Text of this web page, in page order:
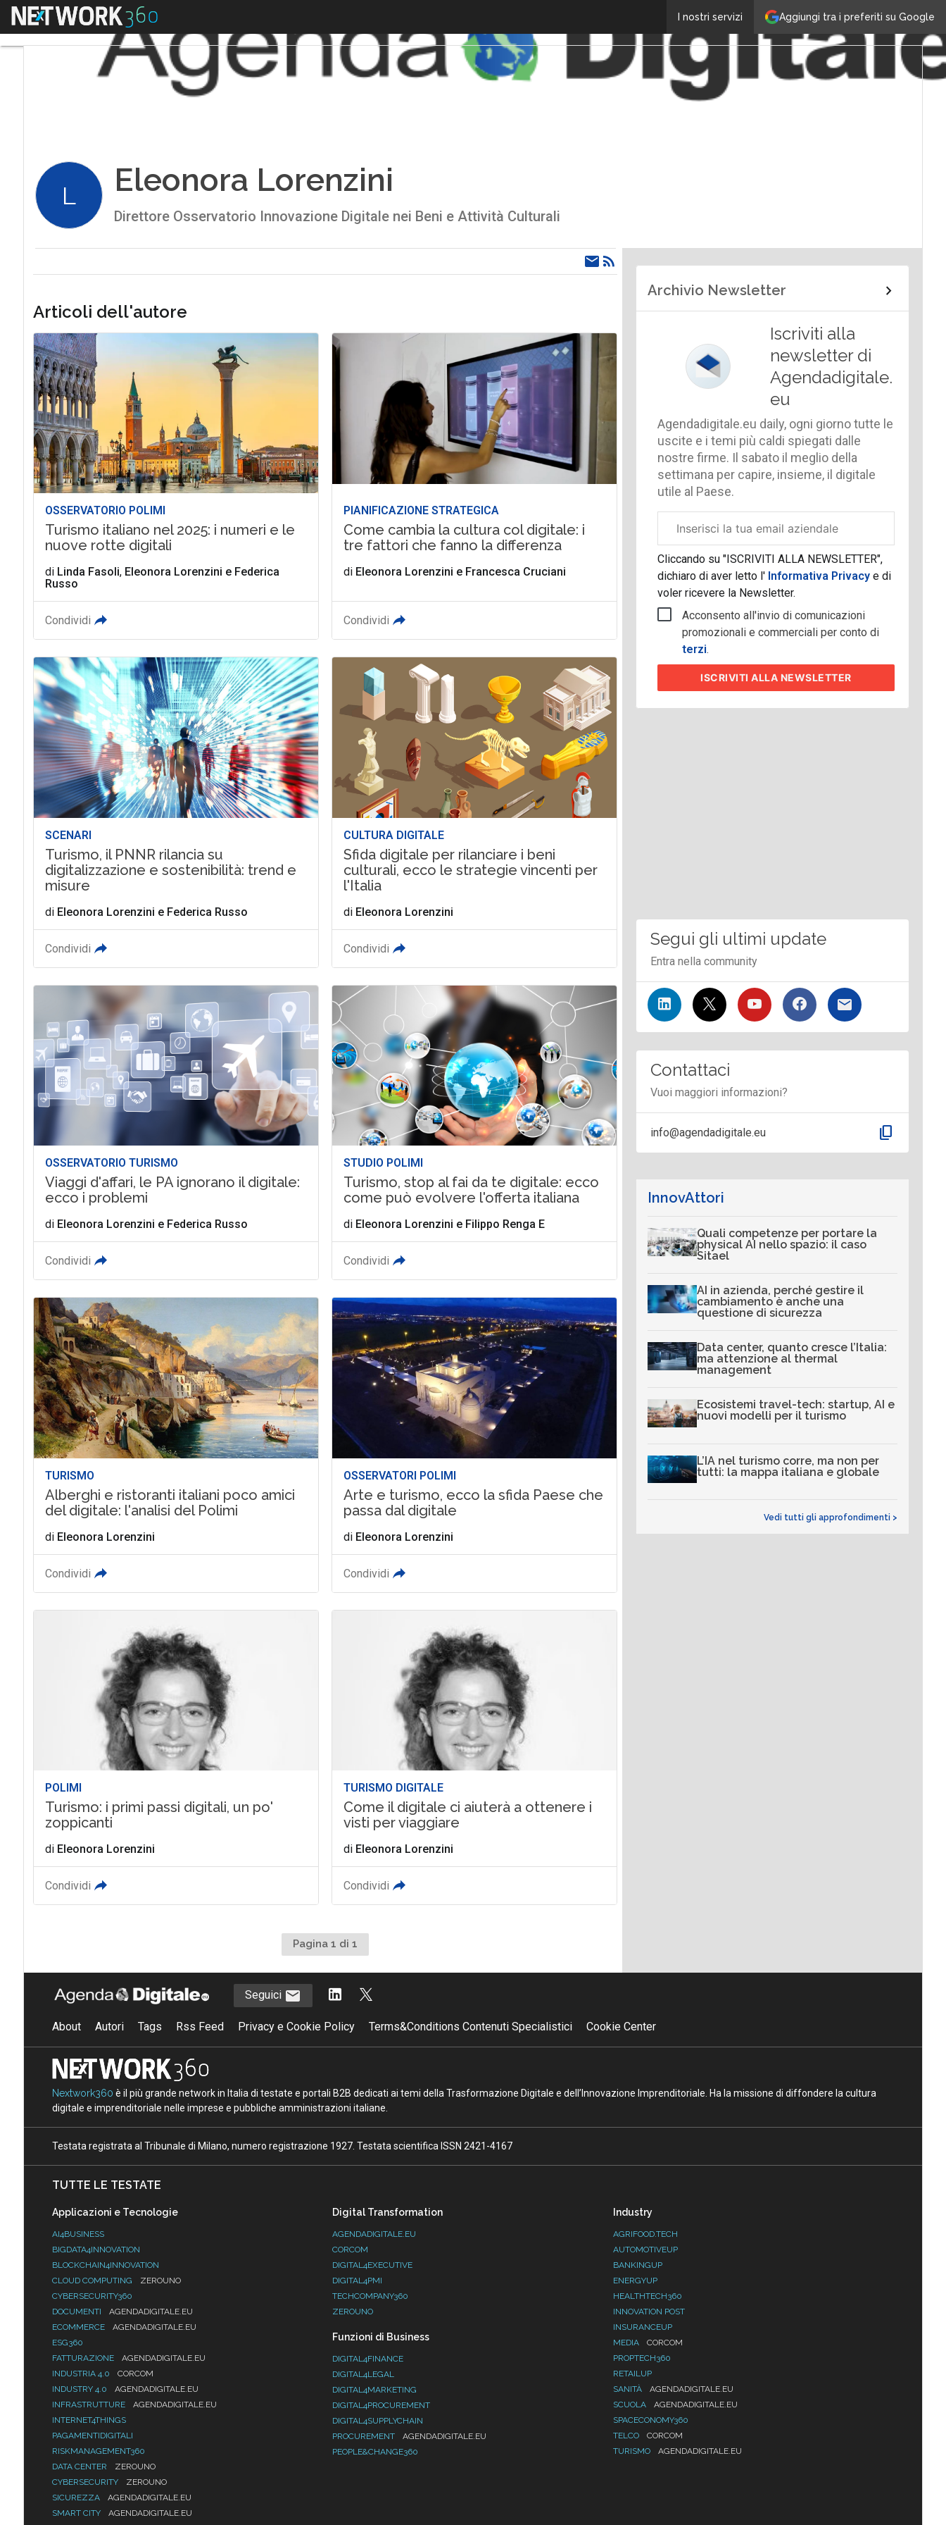
Aggiungi tra i preferiti su Google
I nostri servizi
Menu
L Eleonora Lorenzini
Direttore Osservatorio Innovazione Digitale nei Beni e Attività Culturali
Articoli dell'autore
OSSERVATORIO POLIMI
Turismo italiano nel 2025: i numeri e le
nuove rotte digitali
di Linda Fasoli, Eleonora Lorenzini e Federica
Russo
Condividi
PIANIFICAZIONE STRATEGICA
Come cambia la cultura col digitale: i
tre fattori che fanno la differenza
di Eleonora Lorenzini e Francesca Cruciani
Condividi
SCENARI
Turismo, il PNNR rilancia su
digitalizzazione e sostenibilità: trend e
misure
di Eleonora Lorenzini e Federica Russo
Condividi
CULTURA DIGITALE
Sfida digitale per rilanciare i beni
culturali, ecco le strategie vincenti per
l'Italia
di Eleonora Lorenzini
Condividi
OSSERVATORIO TURISMO
Viaggi d'affari, le PA ignorano il digitale:
ecco i problemi
di Eleonora Lorenzini e Federica Russo
Condividi
STUDIO POLIMI
Turismo, stop al fai da te digitale: ecco
come può evolvere l'offerta italiana
di Eleonora Lorenzini e Filippo Renga E
Condividi
TURISMO
Alberghi e ristoranti italiani poco amici
del digitale: l'analisi del Polimi
di Eleonora Lorenzini
Condividi
OSSERVATORI POLIMI
Arte e turismo, ecco la sfida Paese che
passa dal digitale
di Eleonora Lorenzini
Condividi
POLIMI
Turismo: i primi passi digitali, un po'
zoppicanti
di Eleonora Lorenzini
Condividi
TURISMO DIGITALE
Come il digitale ci aiuterà a ottenere i
visti per viaggiare
di Eleonora Lorenzini
Condividi
Pagina 1 di 1
Archivio Newsletter
Iscriviti alla
newsletter di
Agendadigitale.
eu
Agendadigitale.eu daily, ogni giorno tutte le
uscite e i temi più caldi spiegati dalle
nostre firme. Il sabato il meglio della
settimana per capire, insieme, il digitale
utile al Paese.
aziendale
Cliccando su "ISCRIVITI ALLA NEWSLETTER",
dichiaro di aver letto l' Informativa Privacye di
voler ricevere la Newsletter.
Acconsento all'invio di comunicazioni
promozionali e commerciali per conto di
terzi.
ISCRIVITIALLA NEWSLETTER
Segui gli ultimi update
Entra nella community
Contattaci
Vuoi maggiori informazioni?
info@agendadigitale.eu content_copy
InnovAttori
Quali competenze per portare la
physical AI nello spazio: il caso
Sitael
AI in azienda, perché gestire il
cambiamento è anche una
questione di sicurezza
Data center, quanto cresce l’Italia:
ma attenzione al thermal
management
Ecosistemi travel-tech: startup, AI e
nuovi modelli per il turismo
L’IA nel turismo corre, ma non per
tutti: la mappa italiana e globale
Vedi tutti gli approfondimenti >
Seguici
About Autori Tags Rss Feed Privacy e Cookie Policy Terms&Conditions Contenuti Specialistici Cookie Center
Nextwork360 è il più grande network in Italia di testate e portali B2B dedicati ai temi della Trasformazione Digitale e dell’Innovazione Imprenditoriale. Ha la missione di diffondere la cultura
digitale e imprenditoriale nelle imprese e pubbliche amministrazioni italiane.
Testata registrata al Tribunale di Milano, numero registrazione 1927. Testata scientifica ISSN 2421-4167
TUTTE LE TESTATE
Applicazioni e Tecnologie
AI4BUSINESS
BIGDATA4INNOVATION
BLOCKCHAIN4INNOVATION
CLOUD COMPUTING
ZEROUNO
CYBERSECURITY360
DOCUMENTI
AGENDADIGITALE.EU
ECOMMERCE
AGENDADIGITALE.EU
ESG360
FATTURAZIONE
AGENDADIGITALE.EU
INDUSTRIA 4.0
CORCOM
INDUSTRY 4.0
AGENDADIGITALE.EU
INFRASTRUTTURE
AGENDADIGITALE.EU
INTERNET4THINGS
PAGAMENTIDIGITALI
RISKMANAGEMENT360
DATA CENTER
ZEROUNO
CYBERSECURITY
ZEROUNO
SICUREZZA
AGENDADIGITALE.EU
SMART CITY
AGENDADIGITALE.EU
Digital Transformation
AGENDADIGITALE.EU
CORCOM
DIGITAL4EXECUTIVE
DIGITAL4PMI
TECHCOMPANY360
ZEROUNO
Funzioni di Business
DIGITAL4FINANCE
DIGITAL4LEGAL
DIGITAL4MARKETING
DIGITAL4PROCUREMENT
DIGITAL4SUPPLYCHAIN
PROCUREMENT
AGENDADIGITALE.EU
PEOPLE&CHANGE360
Industry
AGRIFOOD.TECH
AUTOMOTIVEUP
BANKINGUP
ENERGYUP
HEALTHTECH360
INNOVATION POST
INSURANCEUP
MEDIA
CORCOM
PROPTECH360
RETAILUP
SANITÀ
AGENDADIGITALE.EU
SCUOLA
AGENDADIGITALE.EU
SPACECONOMY360
TELCO
CORCOM
TURISMO
AGENDADIGITALE.EU